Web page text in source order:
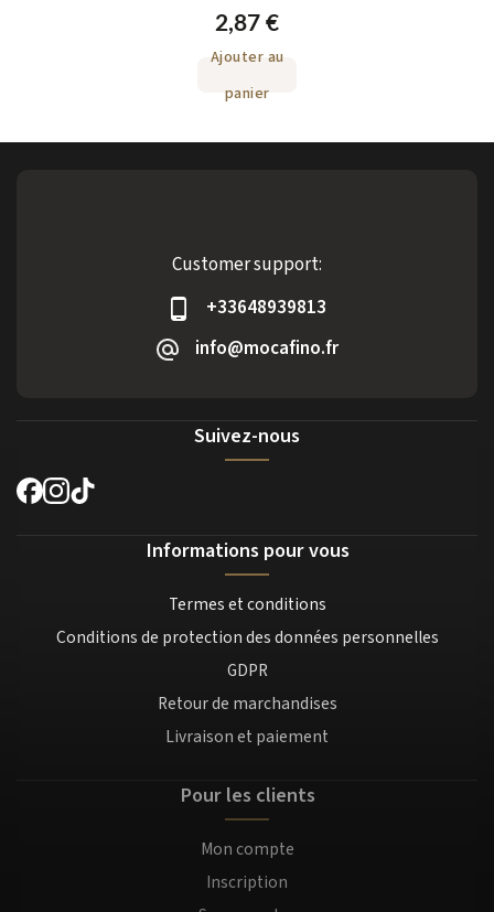
2,87 €
Ajouter au
panier
Customer support:
+33648939813
info@mocafino.fr
Suivez-nous
Informations pour vous
Termes et conditions
Conditions de protection des données personnelles
GDPR
Retour de marchandises
Livraison et paiement
Pour les clients
Mon compte
Inscription